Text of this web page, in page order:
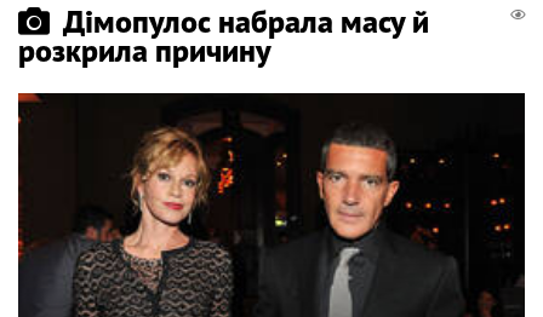
Дімопулос набрала масу й
розкрила причину